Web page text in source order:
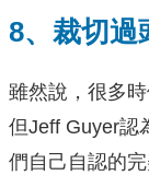
8、裁切過
雖然說，很多
但Jeff Guyer認
們自己自認的